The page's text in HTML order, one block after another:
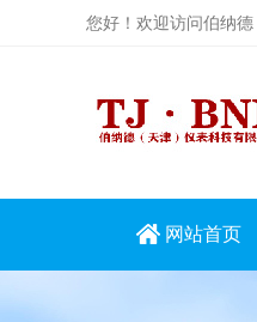
您好！欢迎访问伯纳
网站首页